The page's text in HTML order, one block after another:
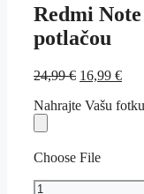
Redmi
potlačou
24,99€ 16,99 €
Nahrajte Vašu fotku
Choose File